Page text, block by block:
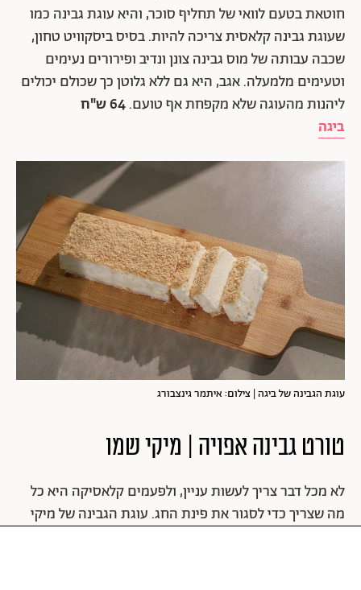
חוטאת בטעם לוואי של תחליף סוכר, והיא עוגת גבינה כמו
שעוגת גבינה קלאסית צריכה להיות. בסיס ביסקוויט טחון,
שכבה עבותה של מוס גבינה צונן ונדיב ופירורים נעימים
וטעימים מלמעלה. אגב, היא גם ללא גלוטן כך שכולם יכולים
ליהנות מהעוגה שלא מקפחת אף טועם.64 ש"ח
ביגה
עוגת הגבינה של ביגה | צילום: איתמר גינצבורג
טורט גבינה אפויה | מיקי שמו
לא מכל דבר צריך לעשות עניין, ולפעמים קלאסיקה היא כל
מה שצריך כדי לסגור את פינת החג. עוגת הגבינה של מיקי